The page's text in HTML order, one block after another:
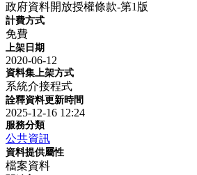
政府資料開放授權條款-第1版
計費方式
免費
上架日期
2020-06-12
資料集上架方式
系統介接程式
詮釋資料更新時間
2025-12-16 12:24
服務分類
公共資訊
資料提供屬性
檔案資料